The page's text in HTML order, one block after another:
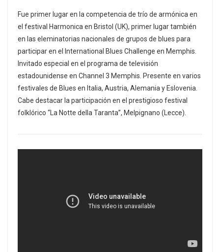
Fue primer lugar en la competencia de trío de armónica en
el festival Harmonica en Bristol (UK), primer lugar también
en las eleminatorias nacionales de grupos de blues para
participar en el International Blues Challenge en Memphis.
Invitado especial en el programa de televisión
estadounidense en Channel 3 Memphis. Presente en varios
festivales de Blues en Italia, Austria, Alemania y Eslovenia.
Cabe destacar la participación en el prestigioso festival
folklórico “La Notte della Taranta”, Melpignano (Lecce).